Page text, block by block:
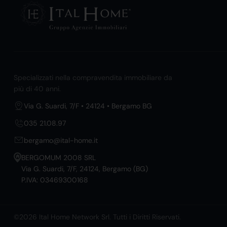
Specializzati nella compravendita immobiliare da
più di 40 anni.
Via G. Suardi, 7/F • 24124 • Bergamo BG
035 21.08.97
bergamo@ital-home.it
BERGOMUM 2008 SRL
Via G. Suardi, 7/F, 24124, Bergamo (BG)
P.IVA: 03469300168
©2026 Ital Home Network Srl. Tutti i Diritti Riservati.